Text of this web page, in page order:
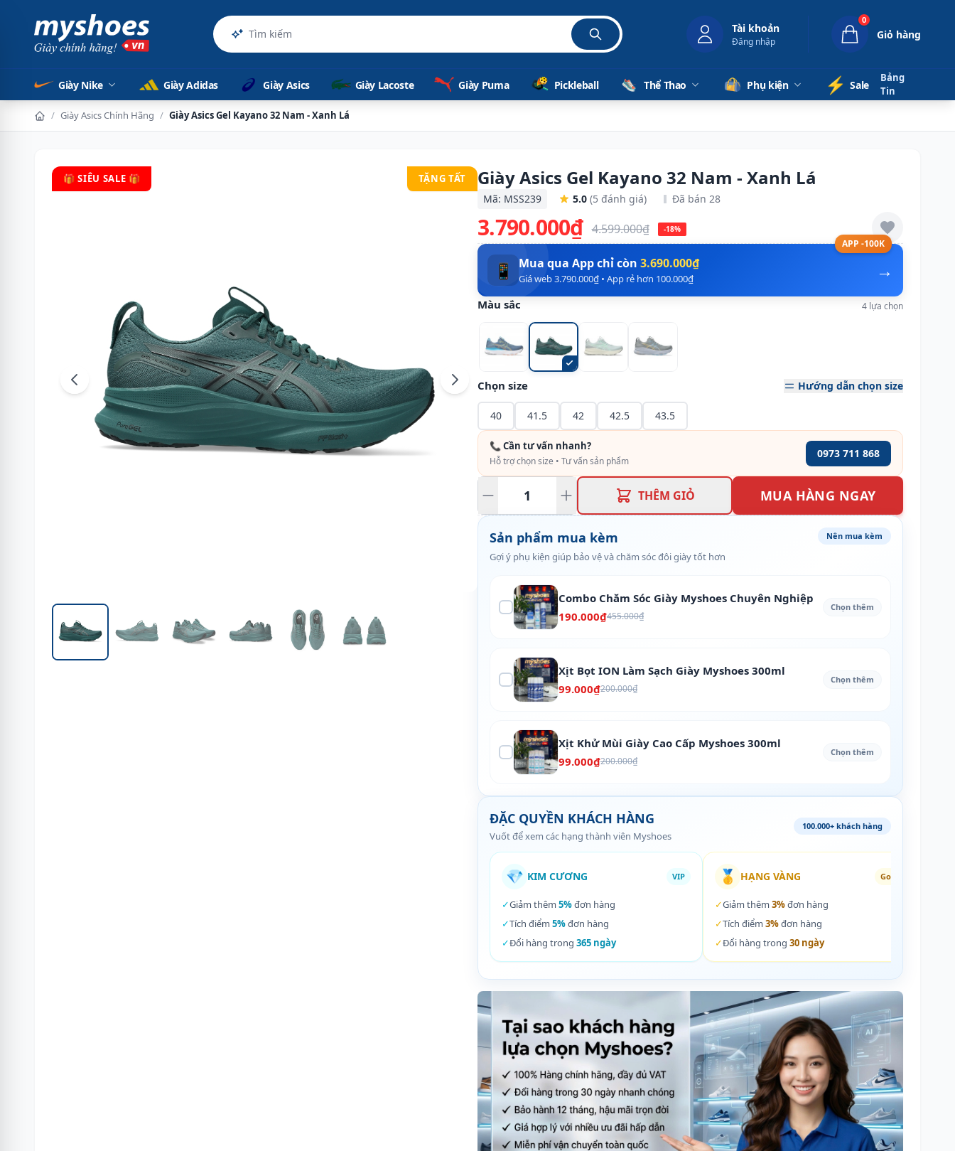
Sản phẩm Tài khoản
Đăng nhập
0
Giỏ hàng
Giày Nike Giày Adidas Giày Asics Giày Lacoste Giày Puma Pickleball Thể Thao Phụ kiện ⚡️ Sale
Bảng
Tin
/ Giày Asics Chính Hãng / Giày Asics Gel Kayano 32 Nam - Xanh Lá
🎁 SIÊU SALE 🎁 TẶNG TẤT Giày Asics Gel Kayano 32 Nam - Xanh Lá
Mã: MSS239 5.0 (5 đánh giá) Đã bán 28
3.790.000₫ 4.599.000₫ -18%
APP -100K
→
📱 Mua qua App chỉ còn 3.690.000₫
Giá web 3.790.000₫ • App rẻ hơn 100.000₫
Màu sắc 4 lựa chọn
Chọn size Hướng dẫn chọn size
40 41.5 42 42.5 43.5
📞 Cần tư vấn nhanh?
Hỗ trợ chọn size • Tư vấn sản phẩm
0973 711 868
THÊM GIỎ MUA HÀNG NGAY
Sản phẩm mua kèm
Gợi ý phụ kiện giúp bảo vệ và chăm sóc đôi giày tốt hơn
Nên mua kèm
Combo Chăm Sóc Giày Myshoes Chuyên Nghiệp
190.000₫455.000₫
Chọn thêm
Xịt Bọt ION Làm Sạch Giày Myshoes 300ml
99.000₫200.000₫
Chọn thêm
Xịt Khử Mùi Giày Cao Cấp Myshoes 300ml
99.000₫200.000₫
Chọn thêm
ĐẶC QUYỀN KHÁCH HÀNG
Vuốt để xem các hạng thành viên Myshoes
100.000+ khách hàng
💎 KIM CƯƠNG VIP
✓Giảm thêm 5%đơn hàng
✓Tích điểm 5%đơn hàng
✓Đổi hàng trong 365 ngày
🥇 HẠNG VÀNG Gold
✓Giảm thêm 3%đơn hàng
✓Tích điểm 3%đơn hàng
✓Đổi hàng trong 30 ngày